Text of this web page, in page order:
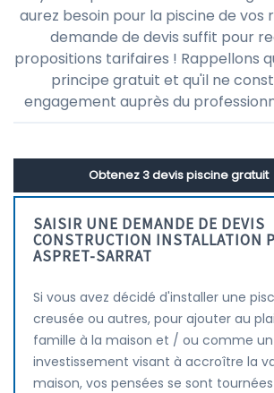
aurez besoin pour la piscine de vos
demande de devis suffit pour
propositions tarifaires ! Rappellons
principe gratuit et qu'il ne
engagement auprès du
Obtenez 3 devis piscine gratuit
SAISIR UNE DEMANDE DE DEVIS
CONSTRUCTION INSTALLATION
ASPRET-SARRAT
Si vous avez décidé d'installer une
creusée ou autres, pour ajouter au
famille à la maison et / ou comme un
investissement visant à accroître la
maison, vos pensées se sont